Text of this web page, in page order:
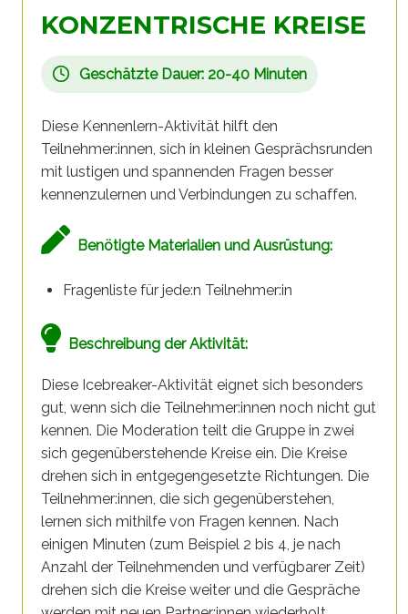
KONZENTRISCHE KREISE
Geschätzte Dauer: 20-40 Minuten
Diese Kennenlern-Aktivität hilft den
Teilnehmer:innen, sich in kleinen Gesprächsrunden
mit lustigen und spannenden Fragen besser
kennenzulernen und Verbindungen zu schaffen.
Benötigte Materialien und Ausrüstung:
Fragenliste für jede:n Teilnehmer:in
Beschreibung der Aktivität:
Diese Icebreaker-Aktivität eignet sich besonders
gut, wenn sich die Teilnehmer:innen noch nicht gut
kennen. Die Moderation teilt die Gruppe in zwei
sich gegenüberstehende Kreise ein. Die Kreise
drehen sich in entgegengesetzte Richtungen. Die
Teilnehmer:innen, die sich gegenüberstehen,
lernen sich mithilfe von Fragen kennen. Nach
einigen Minuten (zum Beispiel 2 bis 4, je nach
Anzahl der Teilnehmenden und verfügbarer Zeit)
drehen sich die Kreise weiter und die Gespräche